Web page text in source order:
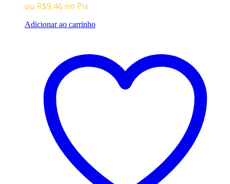
ou R$9.46 no Pix
Adicionar ao carrinho